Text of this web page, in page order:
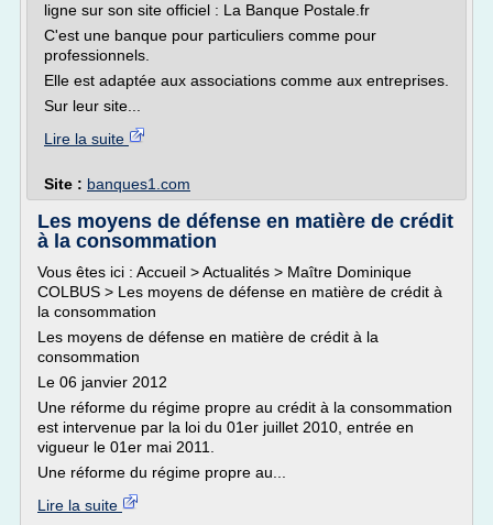
ligne sur son site officiel : La Banque Postale.fr
C'est une banque pour particuliers comme pour
professionnels.
Elle est adaptée aux associations comme aux entreprises.
Sur leur site...
Lire la suite
Site : banques1.com
Les moyens de défense en matière de crédit
à la consommation
Vous êtes ici : Accueil > Actualités > Maître Dominique
COLBUS > Les moyens de défense en matière de crédit à
la consommation
Les moyens de défense en matière de crédit à la
consommation
Le 06 janvier 2012
Une réforme du régime propre au crédit à la consommation
est intervenue par la loi du 01er juillet 2010, entrée en
vigueur le 01er mai 2011.
Une réforme du régime propre au...
Lire la suite